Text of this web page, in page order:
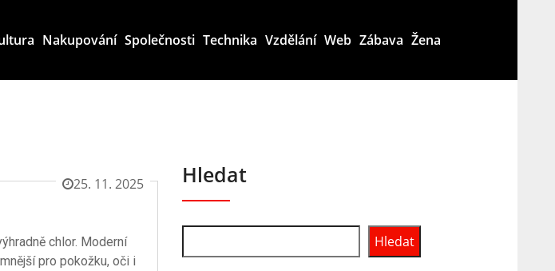
Nakupování Společnosti Technika Vzdělání Web Zábava Žena
25. 11. 2025
chlor. Moderní
pro pokožku, oči i
Hledat
Hledat